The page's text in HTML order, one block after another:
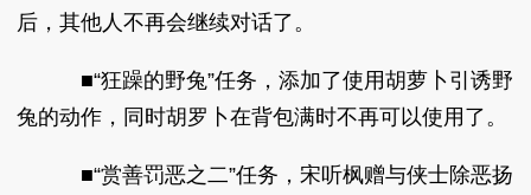
后，其他人不再会继续对话了。
■“狂躁的野兔”任务，添加了使用胡萝卜引诱野
兔的动作，同时胡罗卜在背包满时不再可以使用了。
■“赏善罚恶之二”任务，宋听枫赠与侠士除恶扬